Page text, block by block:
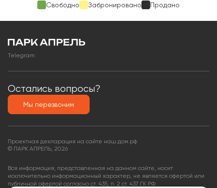
Свободно Забронировано Продано
Telegram
Остались вопросы?
Мы перезвоним
Проектная декларация на сайте наш.дом.рф
© ПАРК АПРЕЛЬ, 2026
Вся информация, представленная на данном сайте, носит
исключительно информационный характер, не является офертой или
публичной офертой согласно ст. 435, п. 2 ст. 437 ГК РФ.